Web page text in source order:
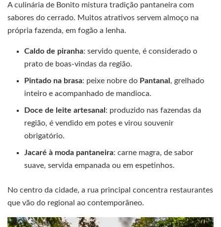
A culinária de Bonito mistura tradição pantaneira com
sabores do cerrado. Muitos atrativos servem almoço na
própria fazenda, em fogão a lenha.
Caldo de piranha: servido quente, é considerado o
prato de boas-vindas da região.
Pintado na brasa: peixe nobre do Pantanal , grelhado
inteiro e acompanhado de mandioca.
Doce de leite artesanal : produzido nas fazendas da
região, é vendido em potes e virou souvenir
obrigatório.
Jacaré à moda pantaneira: carne magra, de sabor
suave, servida empanada ou em espetinhos.
No centro da cidade, a rua principal concentra restaurantes
que vão do regional ao contemporâneo.